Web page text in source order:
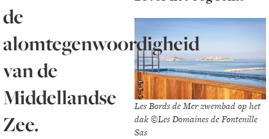
Les Bords de Mer zwembad op het
dak ©Les Domaines de Fontenille
Sas
de
alomtegenwoordigheid
van de
Middellandse
Zee.